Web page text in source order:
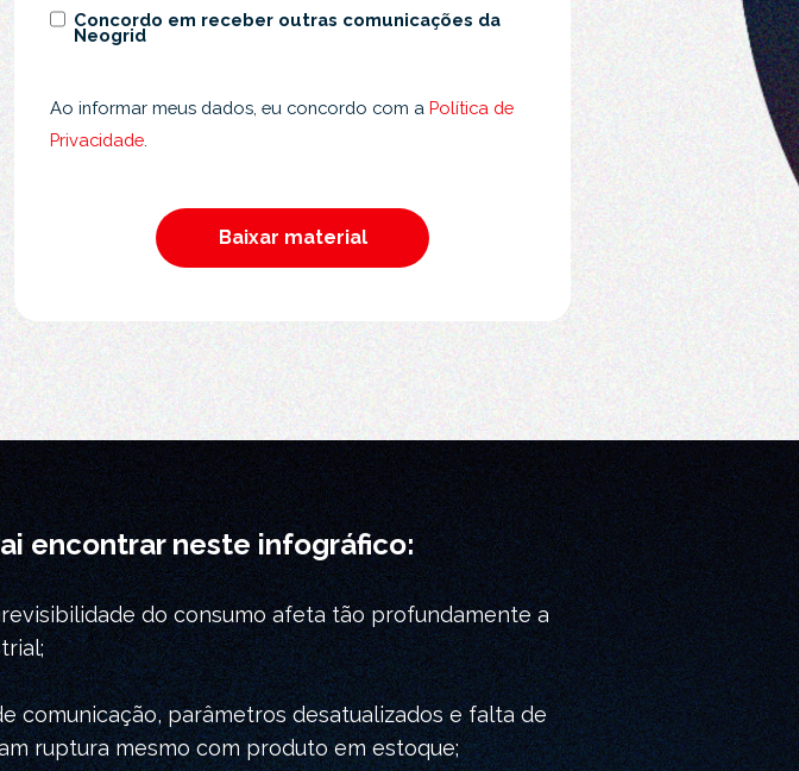
Concordo em receber outras comunicações da
Neogrid
Ao informar meus dados, eu concordo com aPolítica de
Privacidade
encontrar neste infográfico:
do consumo afeta tão profundamente a
comunicação, parâmetros desatualizados e falta de
ruptura mesmo com produto em estoque;